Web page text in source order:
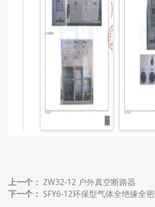
上一个： ZW32-12 户外真空断路器
下一个： SFY6-12环保型气体全绝缘全